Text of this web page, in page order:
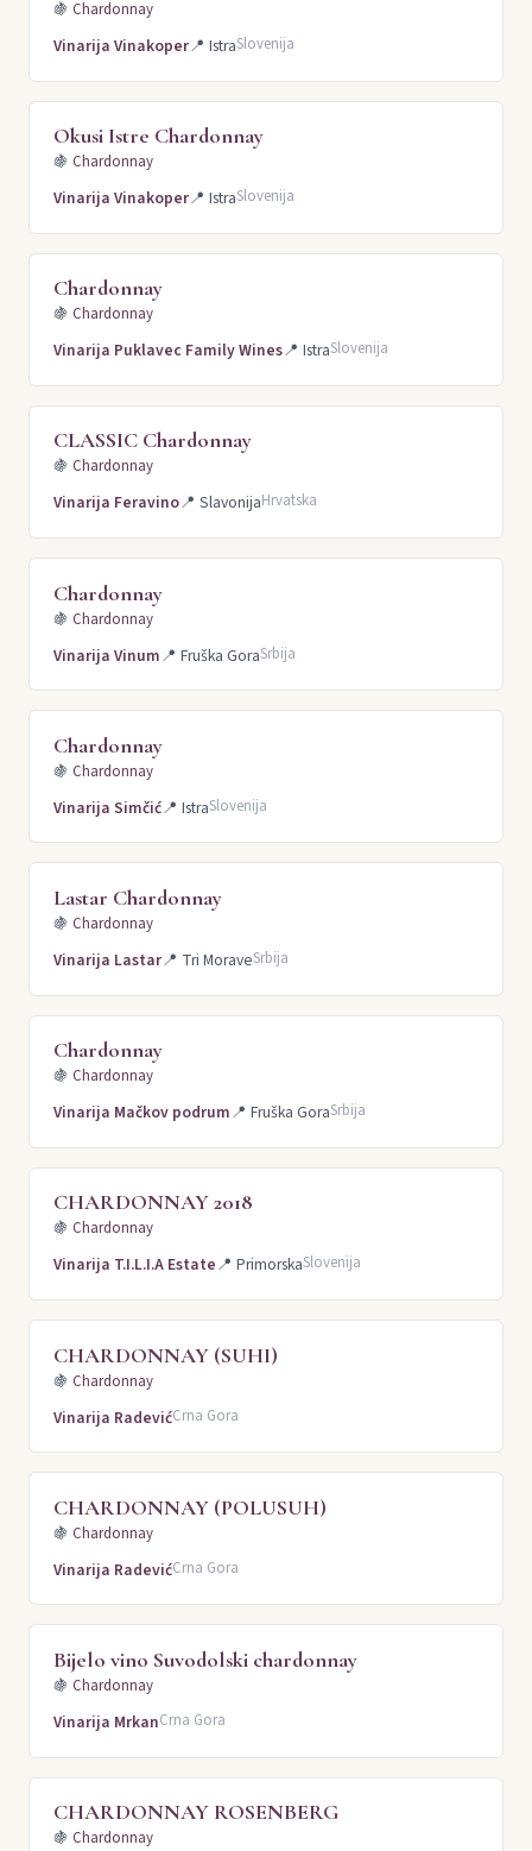
🍇 Chardonnay
Vinarija Vinakoper📍 IstraSlovenija
Okusi Istre Chardonnay
🍇 Chardonnay
Vinarija Vinakoper📍 IstraSlovenija
Chardonnay
🍇 Chardonnay
Vinarija Puklavec Family Wines📍 IstraSlovenija
CLASSIC Chardonnay
🍇 Chardonnay
Vinarija Feravino📍 SlavonijaHrvatska
Chardonnay
🍇 Chardonnay
Vinarija Vinum📍 Fruška GoraSrbija
Chardonnay
🍇 Chardonnay
Vinarija Simčić📍 IstraSlovenija
Lastar Chardonnay
🍇 Chardonnay
Vinarija Lastar📍 Tri MoraveSrbija
Chardonnay
🍇 Chardonnay
Vinarija Mačkov podrum📍 Fruška GoraSrbija
CHARDONNAY 2018
🍇 Chardonnay
Vinarija T.I.L.I.A Estate📍 PrimorskaSlovenija
CHARDONNAY (SUHI)
🍇 Chardonnay
Vinarija RadevićCrna Gora
CHARDONNAY (POLUSUH)
🍇 Chardonnay
Vinarija RadevićCrna Gora
Bijelo vino Suvodolski chardonnay
🍇 Chardonnay
Vinarija MrkanCrna Gora
CHARDONNAY ROSENBERG
🍇 Chardonnay